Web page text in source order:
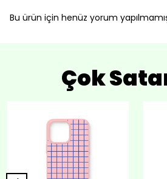
Bu ürün için henüz yorum
Çok